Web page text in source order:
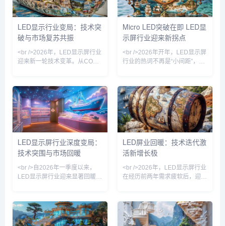
近期的多项行业报道显示，一批
缺乏核心技术的中小厂商正在加
速出局，而头部企业则通过并购
整合、技术迭代和市场下沉，悄
这
是，本轮复苏并非全面普涨，而
是呈现明显的结构性特征——具
备技术优势和细分场景深耕能力
的企业率先受益，单纯的产能扩
/><br />
LED显示行业变局：技术突
破与市场复苏共振
<br />2026年，LED显示屏行业
迎来新一轮技术变革。从COB
在重塑产业竞争格局。业内企业
纷纷加大研发投入，推动产品向
更高亮度、更小间距、更低功耗
方向演进。特别是Micro LED技
术，在巨量转移和驱动方案上取
得重要进展，为下一代显示终端
奠定基础。与此同时，Mini
LED背光技术加速渗透至高端商
场景
Micro LED突破在即 LED显
示屏行业迎来新拐点
<br />2026年开年，LED显示屏
行业的热词不再是“小间距”，而
厂商不约而同展出了像素间距低
于0.2毫米的Micro LED样机，
其中一款透明显示屏的亮度超过
10万尼特，在强光环境下依然
清晰可见。业内人士指出，这标
志着困扰行业多年的巨量转移效
率问题正在取得实质性突破，
Micro LED大规模商业化不再是
LED显示屏行业深度变局：
技术突围与市场回暖
<br />自2026年一季度以来，
LED显示屏行业迎来显著回暖。
主要厂商订单量同比回升。户外
数字媒体进入更新换代周期，叠
加多地体育赛事与大型演艺活动
LED屏业回暖：技术迭代激
活新增长极
<br />2026年，LED显示屏行业
在经历前两年需求疲软后，迎来
升级带来的内生动力。传统户外
广告屏的增长趋于平稳，而舞台
租赁、虚拟拍摄、高端会议室及